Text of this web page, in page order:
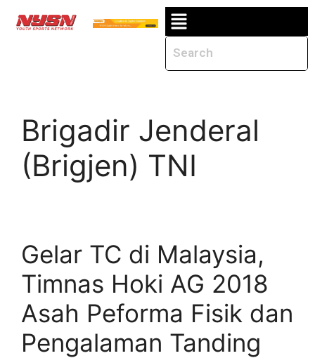
Brigadir Jenderal
(Brigjen) TNI
Gelar TC di Malaysia,
Timnas Hoki AG 2018
Asah Peforma Fisik dan
Pengalaman Tanding